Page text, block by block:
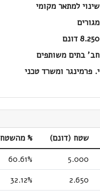
שינוי למתאר מקומי
מגורים
8.250 דונם
חב' בתים משותפים
י. פרמינגר ומשרד טכני
שטח (דונם) % מהשטח
5.000
60.61%
2.650
32.12%